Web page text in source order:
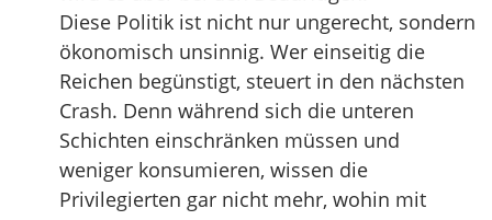
Diese Politik ist nicht nur ungerecht, sondern
ökonomisch unsinnig. Wer einseitig die
Reichen begünstigt, steuert in den nächsten
Crash. Denn während sich die unteren
Schichten einschränken müssen und
weniger konsumieren, wissen die
Privilegierten gar nicht mehr, wohin mit